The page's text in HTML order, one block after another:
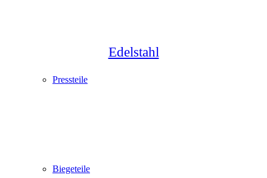
Pressteile
Biegeteile
Edelstahl